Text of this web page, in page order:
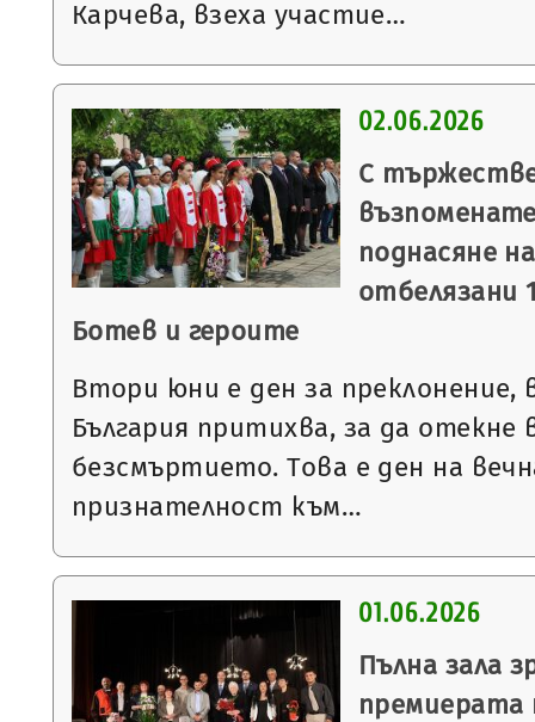
Карчева, взеха участие…
02.06.2026
С
поднасяне
отбелязани
Ботев и героите
Втори юни е ден за
България притихва, за да отекне
безсмъртието. Това е ден на
признателност към…
01.06.2026
Пълна зала
премиерата